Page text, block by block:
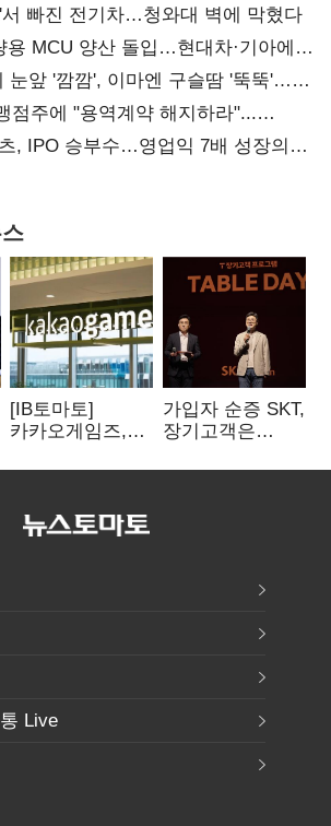
빠진 전기차…청와대 벽에 막혔다
용 MCU 양산 돌입…현대차·기아에
눈앞 '깜깜', 이마엔 구슬땀 '뚝뚝'…
방울
점주에 "용역계약 해지하라"...
의'
, IPO 승부수…영업익 7배 성장의
[IB토마토]
카카오게임즈,
80억 지원…웹3
가입자 순증 SKT,
장기고객은
챙긴다
Live